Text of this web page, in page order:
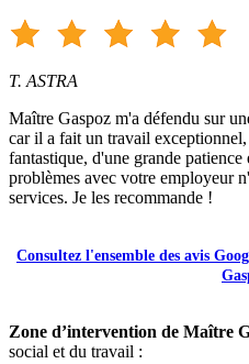
T. ASTRA
Maître Gaspoz m'a défendu sur
car il a fait un travail
fantastique, d'une grande
problèmes avec votre employeur
services. Je les recommande !
Consultez l'ensemble des avis
Zone d’intervention de Maître
social et du travail :